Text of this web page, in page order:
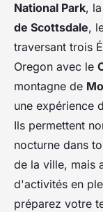
National Park, la
de Scottsdale,
traversant trois
Oregon avec le
montagne de
une expérience
Ils permettent
nocturne dans
de la ville, mais
d'activités en
préparez votre